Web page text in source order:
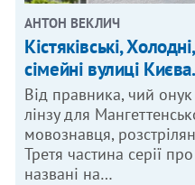
АНТОН ВЕКЛИЧ
Кістяківські,
сімейні вулиці
Від правника, чий
лінзу для
мовознавця,
Третя частина серії
названі на…